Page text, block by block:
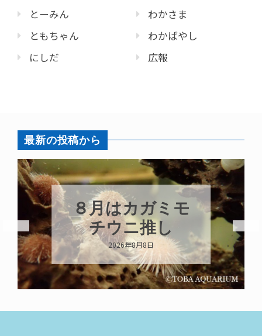
とーみん
ともちゃん
にしだ
わかさま
わかばやし
広報
最新の投稿から
８月はカガミモ
チウニ推し
2026年8月8日